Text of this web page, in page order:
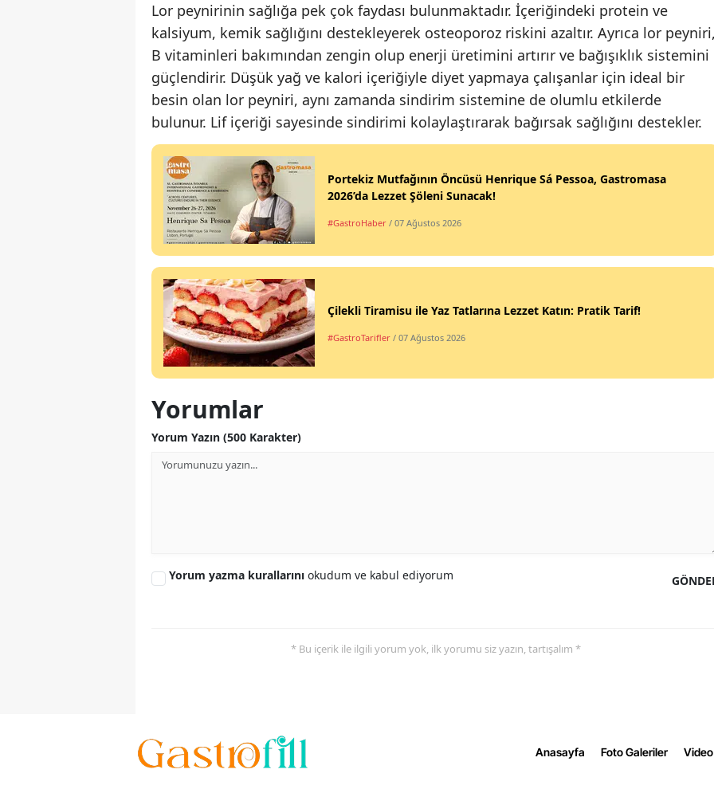
Lor peynirinin sağlığa pek çok faydası bulunmaktadır. İçeriğindeki protein ve
kalsiyum, kemik sağlığını destekleyerek osteoporoz riskini azaltır. Ayrıca lor peyniri,
B vitaminleri bakımından zengin olup enerji üretimini artırır ve bağışıklık sistemini
güçlendirir. Düşük yağ ve kalori içeriğiyle diyet yapmaya çalışanlar için ideal bir
besin olan lor peyniri, aynı zamanda sindirim sistemine de olumlu etkilerde
bulunur. Lif içeriği sayesinde sindirimi kolaylaştırarak bağırsak sağlığını destekler.
Portekiz Mutfağının Öncüsü Henrique Sá Pessoa, Gastromasa
2026’da Lezzet Şöleni Sunacak!
#GastroHaber / 07 Ağustos 2026
Çilekli Tiramisu ile Yaz Tatlarına Lezzet Katın: Pratik Tarif!
#GastroTarifler / 07 Ağustos 2026
Yorumlar
Yorum Yazın (500 Karakter)
Yorum yazma kurallarını okudum ve kabul ediyorum
* Bu içerik ile ilgili yorum yok, ilk yorumu siz yazın, tartışalım *
Anasayfa Foto Galeriler